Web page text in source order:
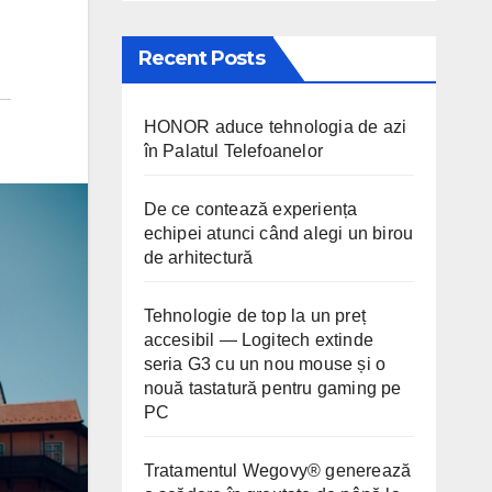
Recent Posts
HONOR aduce tehnologia de azi
în Palatul Telefoanelor
De ce contează experiența
echipei atunci când alegi un birou
de arhitectură
Tehnologie de top la un preț
accesibil — Logitech extinde
seria G3 cu un nou mouse și o
nouă tastatură pentru gaming pe
PC
Tratamentul Wegovy® generează